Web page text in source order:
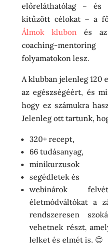
előreláthatólag – és
kitűzött célokat – a
Álmok klubon és az
coaching-
folyamatokon lesz.
A klubban jelenleg 120
az egészségéért, és
hogy ez számukra
Jelenleg ott tartunk,
320+ recept,
66 tudásanyag,
minikurzusok
segédletek és
webinárok
életmódváltókat a
rendszeresen
vehetnek részt,
lelket és elmét is. 😊